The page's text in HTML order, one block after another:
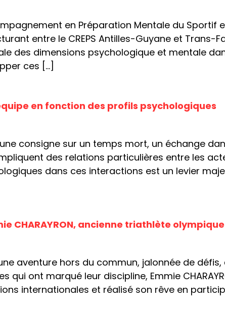
en Préparation Mentale du
entre le CREPS Antilles-Guyane et Trans-
des dimensions psychologique et mentale
ces […]
en fonction des profils psychologiques
consigne sur un temps mort, un échange
des relations particulières entre les
dans ces interactions est un levier
CHARAYRON, ancienne triathlète
aventure hors du commun, jalonnée de
qui ont marqué leur discipline, Emmie
internationales et réalisé son rêve en